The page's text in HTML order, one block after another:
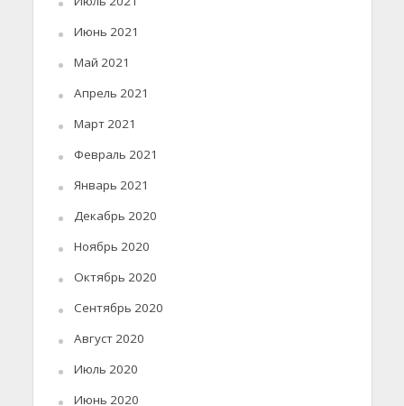
Июнь 2021
Май 2021
Апрель 2021
Март 2021
Февраль 2021
Январь 2021
Декабрь 2020
Ноябрь 2020
Октябрь 2020
Сентябрь 2020
Август 2020
Июль 2020
Июнь 2020